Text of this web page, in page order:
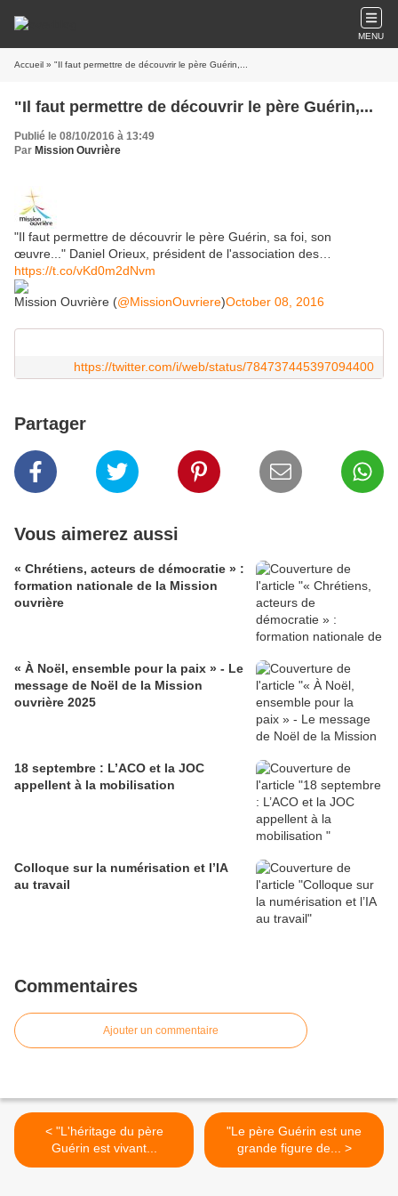
MENU
Accueil » "Il faut permettre de découvrir le père Guérin,...
"Il faut permettre de découvrir le père Guérin,...
Publié le 08/10/2016 à 13:49
Par Mission Ouvrière
"Il faut permettre de découvrir le père Guérin, sa foi, son
œuvre..." Daniel Orieux, président de l'association des…
https://t.co/vKd0m2dNvm
Mission Ouvrière (@MissionOuvriere)October 08, 2016
https://twitter.com/i/web/status/784737445397094400
Partager
Vous aimerez aussi
« Chrétiens, acteurs de démocratie » :
formation nationale de la Mission
ouvrière
« À Noël, ensemble pour la paix » - Le
message de Noël de la Mission
ouvrière 2025
18 septembre : L’ACO et la JOC
appellent à la mobilisation
Colloque sur la numérisation et l’IA
au travail
Commentaires
Ajouter un commentaire
< "L'héritage du père
Guérin est vivant...
"Le père Guérin est une
grande figure de... >